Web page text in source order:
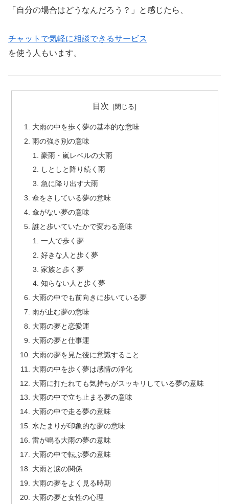
「自分の場合はどうなんだろう？」と感じたら、
チャットで気軽に相談できるサービス
を使う人もいます。
目次
大雨の中を歩く夢の基本的な意味
雨の強さ別の意味
豪雨・嵐レベルの大雨
しとしと降り続く雨
急に降り出す大雨
傘をさしている夢の意味
傘がない夢の意味
誰と歩いていたかで変わる意味
一人で歩く夢
好きな人と歩く夢
家族と歩く夢
知らない人と歩く夢
大雨の中でも前向きに歩いている夢
雨が止む夢の意味
大雨の夢と恋愛運
大雨の夢と仕事運
大雨の夢を見た後に意識すること
大雨の中を歩く夢は感情の浄化
大雨に打たれても気持ちがスッキリしている夢の意味
大雨の中で立ち止まる夢の意味
大雨の中で走る夢の意味
水たまりが印象的な夢の意味
雷が鳴る大雨の夢の意味
大雨の中で転ぶ夢の意味
大雨と涙の関係
大雨の夢をよく見る時期
大雨の夢と女性の心理